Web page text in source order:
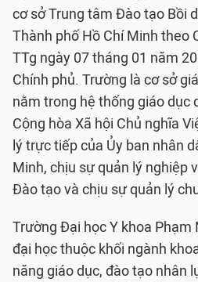
cơ sở Trung tâm Đào tạo Bồi
Thành phố Hồ Chí Minh theo
TTg ngày 07 tháng 01 năm
Chính phủ. Trường là cơ sở
nằm trong hệ thống giáo dục
Cộng hòa Xã hội Chủ nghĩa
lý trực tiếp của Ủy ban nhân
Minh, chịu sự quản lý nghiệp
Đào tạo và chịu sự quản lý
Trường Đại học Y khoa Phạm
đại học thuộc khối ngành
năng giáo dục, đào tạo nhân